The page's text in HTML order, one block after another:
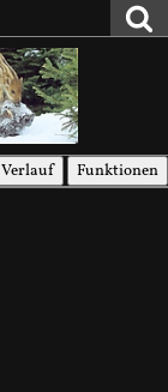
Verlauf Funktionen